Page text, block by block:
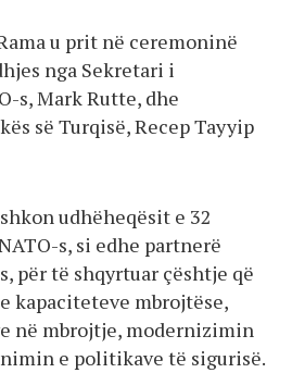
u prit në ceremoninë
nga Sekretari i
s, Mark Rutte, dhe
së Turqisë, Recep Tayyip
udhëheqësit e 32
s, si edhe partnerë
për të shqyrtuar çështje që
kapaciteteve mbrojtëse,
në mbrojtje, modernizimin
e politikave të sigurisë.